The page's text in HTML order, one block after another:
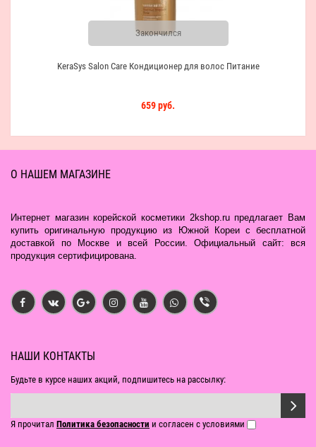
Закончился
KeraSys Salon Care Кондиционер для волос Питание
659 руб.
О НАШЕМ МАГАЗИНЕ
Интернет магазин корейской косметики 2kshop.ru предлагает Вам
купить оригинальную продукцию из Южной Кореи с бесплатной
доставкой по Москве и всей России. Официальный сайт: вся
продукция сертифицирована.
НАШИ КОНТАКТЫ
Будьте в курсе наших акций, подпишитесь на рассылку:
Я прочитал Политика безопасности и согласен с условиями